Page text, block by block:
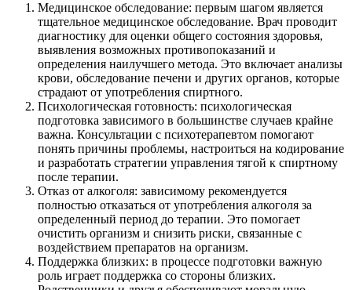
Медицинское обследование: первым шагом является
тщательное медицинское обследование. Врач проводит
диагностику для оценки общего состояния здоровья,
выявления возможных противопоказаний и
определения наилучшего метода. Это включает анализы
крови, обследование печени и других органов, которые
страдают от употребления спиртного.
Психологическая готовность: психологическая
подготовка зависимого в большинстве случаев крайне
важна. Консультации с психотерапевтом помогают
понять причины проблемы, настроиться на кодирование
и разработать стратегии управления тягой к спиртному
после терапии.
Отказ от алкоголя: зависимому рекомендуется
полностью отказаться от употребления алкоголя за
определенный период до терапии. Это помогает
очистить организм и снизить риски, связанные с
воздействием препаратов на организм.
Поддержка близких: в процессе подготовки важную
роль играет поддержка со стороны близких.